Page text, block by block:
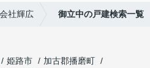
社輝広 御立中の戸建検索一覧
姫路市
加古郡播磨町